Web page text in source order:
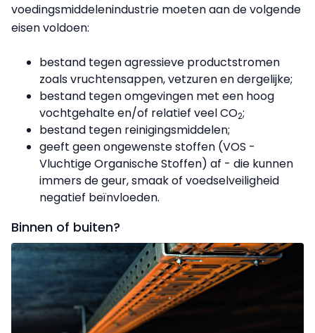
voedingsmiddelenindustrie moeten aan de volgende
eisen voldoen:
bestand tegen agressieve productstromen
zoals vruchtensappen, vetzuren en dergelijke;
bestand tegen omgevingen met een hoog
vochtgehalte en/of relatief veel CO2;
bestand tegen reinigingsmiddelen;
geeft geen ongewenste stoffen (VOS -
Vluchtige Organische Stoffen) af - die kunnen
immers de geur, smaak of voedselveiligheid
negatief beïnvloeden.
Binnen of buiten?